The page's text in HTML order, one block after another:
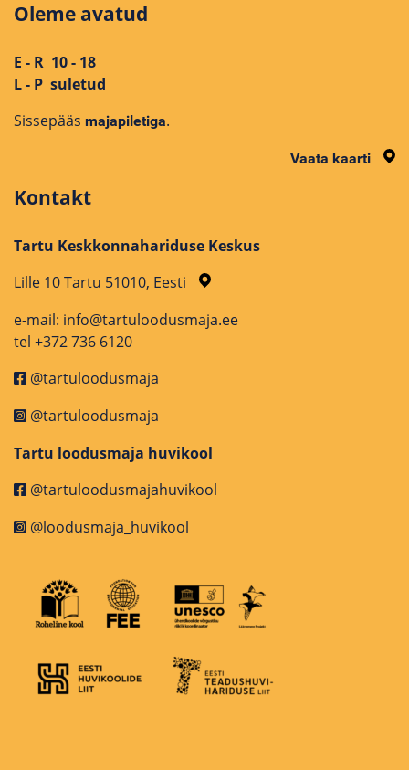
Oleme avatud
E - R 10 - 18
L - P suletud
Sissepääs majapiletiga.
Vaata kaarti
Kontakt
Tartu Keskkonnahariduse Keskus
Lille 10 Tartu 51010, Eesti
e-mail: info@tartuloodusmaja.ee
tel +372 736 6120
@tartuloodusmaja
@tartuloodusmaja
Tartu loodusmaja huvikool
@tartuloodusmajahuvikool
@loodusmaja_huvikool